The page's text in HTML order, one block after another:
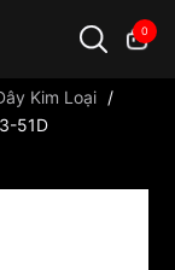
0
Kim Loại /
51D